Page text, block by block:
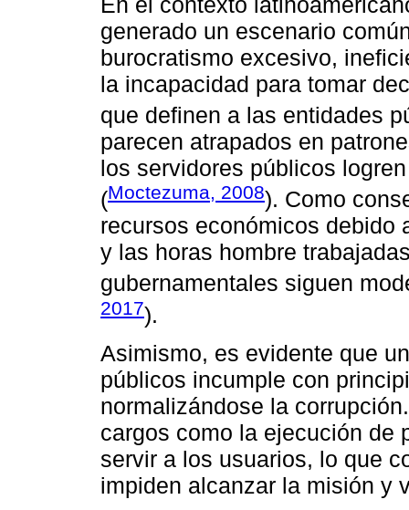
generado un escenario
burocratismo excesivo,
la incapacidad para tomar
que definen a las entidades
parecen atrapados en
los servidores públicos
(Moctezuma, 2008). Como
recursos económicos debido
y las horas hombre
gubernamentales siguen
2017).
Asimismo, es evidente que
públicos incumple con
normalizándose la
cargos como la ejecución de
servir a los usuarios, lo que
impiden alcanzar la misión y